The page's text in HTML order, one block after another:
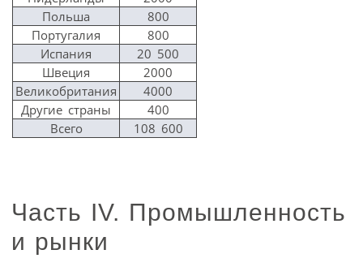
Польша
800
Португалия
800
Испания
20 500
Швеция
2000
Великобритания
4000
Другие страны
400
Всего
108 600
Часть IV. Промышленность
и рынки